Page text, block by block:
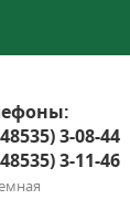
3-08-44
3-11-46